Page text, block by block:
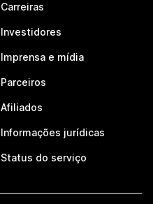
Carreiras
Investidores
Imprensa e mídia
Parceiros
Afiliados
Informações jurídicas
Status do serviço